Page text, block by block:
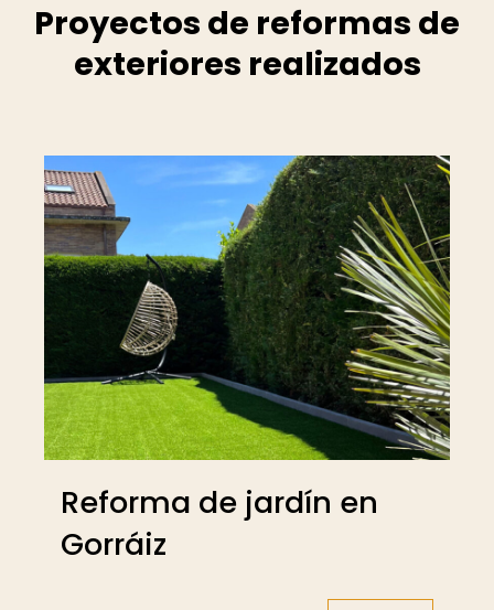
Proyectos de reformas de
exteriores realizados
Reforma de jardín en
Gorráiz